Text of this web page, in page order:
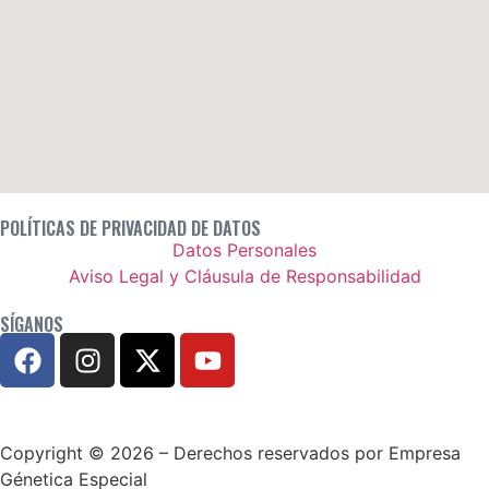
POLÍTICAS DE PRIVACIDAD DE DATOS
Datos Personales
Aviso Legal y Cláusula de Responsabilidad
SÍGANOS
Copyright © 2026 – Derechos reservados por Empresa
Génetica Especial